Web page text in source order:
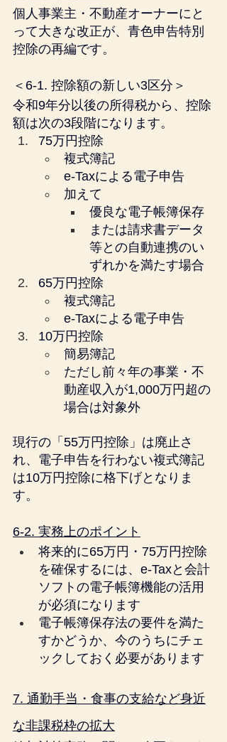
個人事業主・不動産オーナーにと
って大きな改正が、青色申告特別
控除の再編です。
＜6-1. 控除額の新しい3区分＞
令和9年分以後の所得税から、控除
額は次の3段階になります。
75万円控除
複式簿記
e-Taxによる電子申告
加えて
優良な電子帳簿保存
または請求書データ
等との自動連携のい
ずれかを満たす場合
65万円控除
複式簿記
e-Taxによる電子申告
10万円控除
簡易簿記
ただし前々年の事業・不
動産収入が1,000万円超の
場合は対象外
現行の「55万円控除」は廃止さ
れ、電子申告を行わない複式簿記
は10万円控除に格下げとなりま
す。
6-2. 実務上のポイント
将来的に65万円・75万円控除
を確保するには、e-Taxと会計
ソフトの電子帳簿機能の活用
が必須になります
電子帳簿保存法の要件を満た
すかどうか、今のうちにチェ
ックしておく必要があります
7. 通勤手当・食事の支給など身近
な非課税枠の拡大